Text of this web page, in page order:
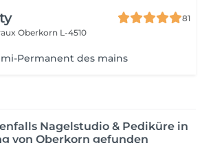
81
Oberkorn L-4510
Permanent des mains
Nagelstudio & Pediküre in
von Oberkorn gefunden